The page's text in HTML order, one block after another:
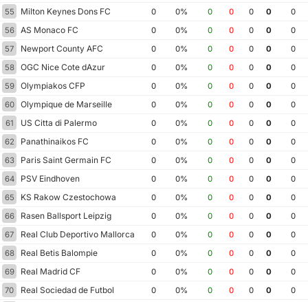
55
Milton Keynes Dons FC 0 0% 0 0 0 0
0
56
AS Monaco FC 0 0% 0 0 0 0
0
57
Newport County AFC 0 0% 0 0 0 0
0
58
OGC Nice Cote dAzur 0 0% 0 0 0 0
0
59
Olympiakos CFP 0 0% 0 0 0 0
0
60
Olympique de Marseille 0 0% 0 0 0 0
0
61
US Citta di Palermo 0 0% 0 0 0 0
0
62
Panathinaikos FC 0 0% 0 0 0 0
0
63
Paris Saint Germain FC 0 0% 0 0 0 0
0
64
PSV Eindhoven 0 0% 0 0 0 0
0
65
KS Rakow Czestochowa 0 0% 0 0 0 0
0
66
Rasen Ballsport Leipzig 0 0% 0 0 0 0
0
67
Real Club Deportivo Mallorca 0 0% 0 0 0 0
0
68
Real Betis Balompie 0 0% 0 0 0 0
0
69
Real Madrid CF 0 0% 0 0 0 0
0
70
Real Sociedad de Futbol 0 0% 0 0 0 0
0